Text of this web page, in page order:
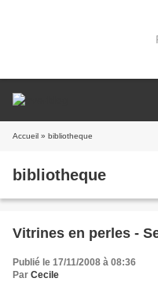
Accueil » bibliotheque
bibliotheque
Vitrines en perles -
Publié le 17/11/2008 à 08:36
Par Cecile